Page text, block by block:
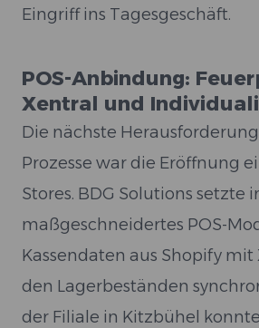
Eingriff ins Tagesgeschäft.
POS-Anbindung:
Xentral und
Die nächste
Prozesse war die Eröffnung
Stores. BDG Solutions setzte
maßgeschneidertes POS-
Kassendaten aus Shopify mit
den Lagerbeständen
der Filiale in Kitzbühel